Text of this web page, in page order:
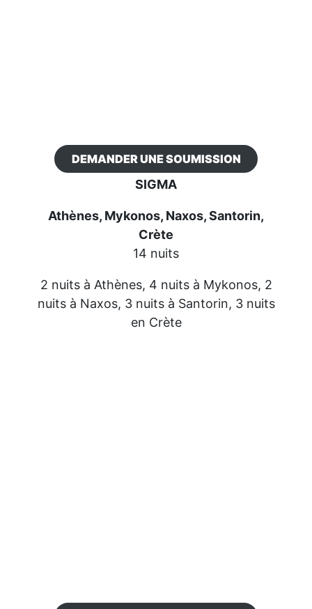
DEMANDER UNE SOUMISSION
SIGMA
Athènes, Mykonos, Naxos, Santorin,
Crète
14 nuits
2 nuits à Athènes, 4 nuits à Mykonos, 2
nuits à Naxos, 3 nuits à Santorin, 3 nuits
en Crète